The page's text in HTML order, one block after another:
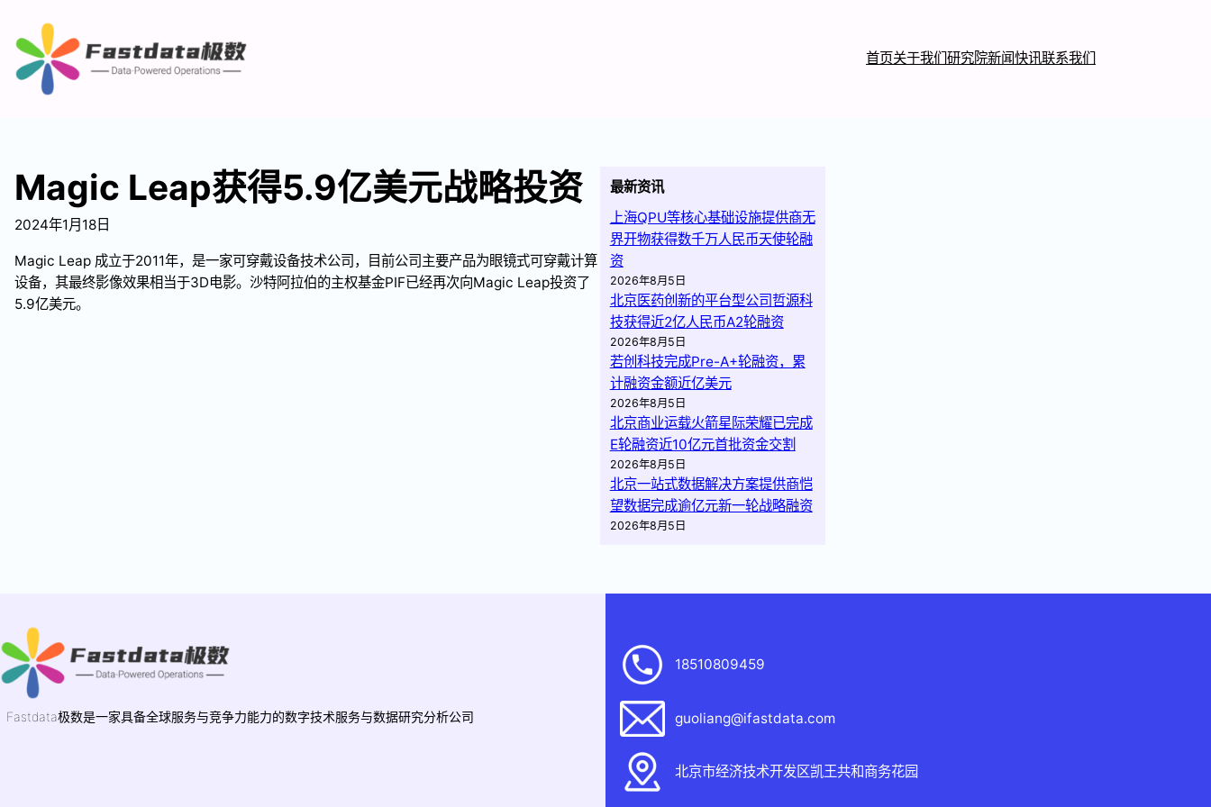
首页关于我们 研究院新闻快讯联系我们
Magic Leap获得5.9亿美元战略投资
2024年1月18日
Magic Leap 成立于2011年，是一家可穿戴设备技术公司，目前公司主要产品为眼镜式可穿戴计算
设备，其最终影像效果相当于3D电影。沙特阿拉伯的主权基金PIF已经再次向Magic Leap投资了
5.9亿美元。
最新资讯
上海QPU等核心基础设施提供商无
界开物获得数千万人民币天使轮融
资
2026年8月5日
北京医药创新的平台型公司哲源科
技获得近2亿人民币A2轮融资
2026年8月5日
若创科技完成Pre-A+轮融资，累
计融资金额近亿美元
2026年8月5日
北京商业运载火箭星际荣耀已完成
E轮融资近10亿元首批资金交割
2026年8月5日
北京一站式数据解决方案提供商恺
望数据完成逾亿元新一轮战略融资
2026年8月5日
Fastdata极数是一家具备全球服务与竞争力能力的数字技术服务与数据研究分析公司
18510809459
guoliang@ifastdata.com
北京市经济技术开发区凯王共和商务花园